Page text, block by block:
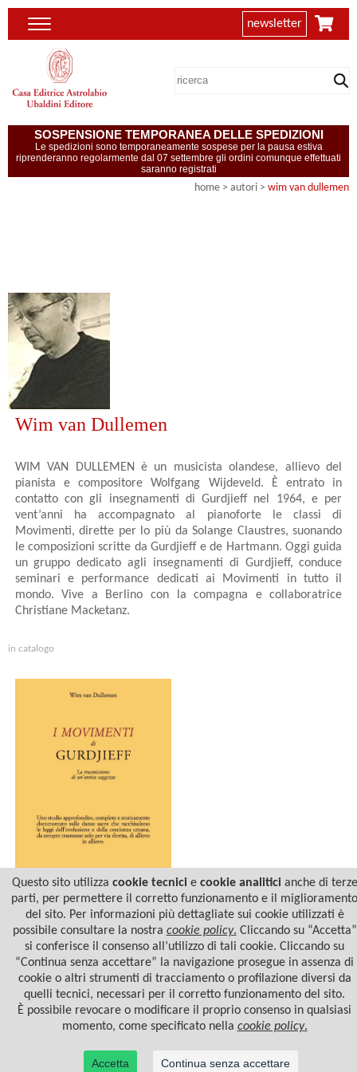
newsletter
SOSPENSIONE TEMPORANEA DELLE SPEDIZIONI
Le spedizioni sono temporaneamente sospese per la pausa estiva
riprenderanno regolarmente dal 07 settembre gli ordini comunque effettuati
saranno registrati
home > autori > wim van dullemen
Wim van Dullemen
WIM VAN DULLEMEN è un musicista olandese, allievo del
pianista e compositore Wolfgang Wijdeveld. È entrato in
contatto con gli insegnamenti di Gurdjieff nel 1964, e per
vent’anni ha accompagnato al pianoforte le classi di
Movimenti, dirette per lo più da Solange Claustres, suonando
le composizioni scritte da Gurdjieff e de Hartmann. Oggi guida
un gruppo dedicato agli insegnamenti di Gurdjieff, conduce
seminari e performance dedicati ai Movimenti in tutto il
mondo. Vive a Berlino con la compagna e collaboratrice
Christiane Macketanz.
in catalogo
I MOVIMENTI DI
GURDJIEFF
Questo sito utilizza cookie tecnicie cookie analiticianche di terze
parti, per permettere il corretto funzionamento e il miglioramento
del sito. Per informazioni più dettagliate sui cookie utilizzati è
possibile consultare la nostra cookie policy. Cliccando su “Accetta”
si conferisce il consenso all’utilizzo di tali cookie. Cliccando su
“Continua senza accettare” la navigazione prosegue in assenza di
cookie o altri strumenti di tracciamento o profilazione diversi da
quelli tecnici, necessari per il corretto funzionamento del sito.
È possibile revocare o modificare il proprio consenso in qualsiasi
momento, come specificato nella cookie policy.
Accetta Continua senza accettare